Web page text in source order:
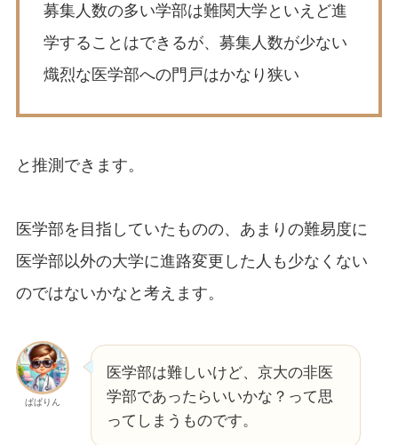
募集人数の多い学部は難関大学といえど進
学することはできるが、募集人数が少ない
熾烈な医学部への門戸はかなり狭い
と推測できます。
医学部を目指していたものの、あまりの難易度に
医学部以外の大学に進路変更した人も少なくない
のではないかなと考えます。
ぱぱりん
医学部は難しいけど、京大の非医
学部であったらいいかな？って思
ってしまうものです。